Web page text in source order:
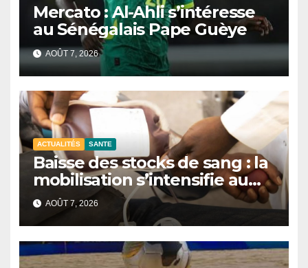
Mercato : Al-Ahli s’intéresse
au Sénégalais Pape Guèye
AOÛT 7, 2026
ACTUALITÉS SANTE
Baisse des stocks de sang : la
mobilisation s’intensifie au
CNTS de Dakar.
AOÛT 7, 2026